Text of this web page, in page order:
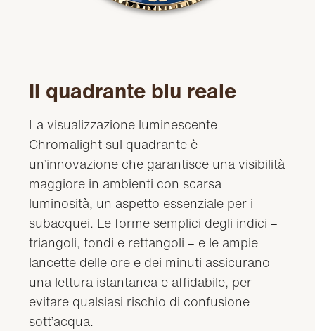
Il quadrante blu reale
La visualizzazione luminescente
Chromalight sul quadrante è
un’innovazione che garantisce una visibilità
maggiore in ambienti con scarsa
luminosità, un aspetto essenziale per i
subacquei. Le forme semplici degli indici –
triangoli, tondi e rettangoli – e le ampie
lancette delle ore e dei minuti assicurano
una lettura istantanea e affidabile, per
evitare qualsiasi rischio di confusione
sott’acqua.